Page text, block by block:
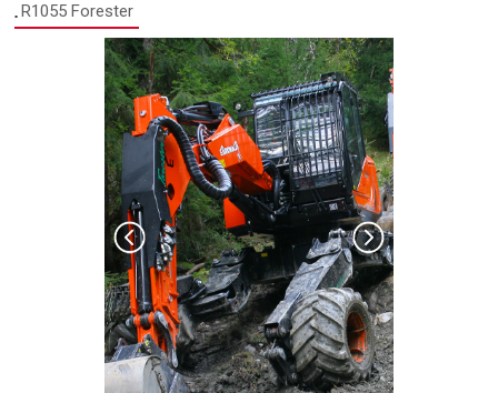
R1055 Forester